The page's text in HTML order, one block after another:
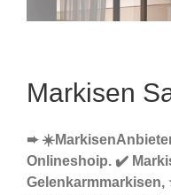
Markisen
➨
Onlineshoip. ✔️
Gelenkarmmarkisen,